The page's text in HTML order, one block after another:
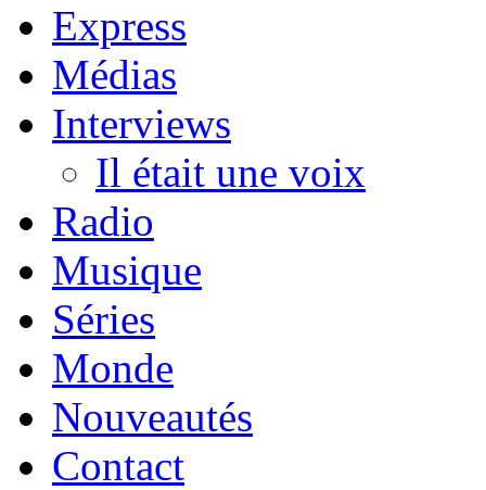
Express
Médias
Interviews
Il était une voix
Radio
Musique
Séries
Monde
Nouveautés
Contact